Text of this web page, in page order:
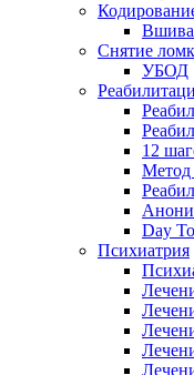
Снятие
УБОД
12
Day
Психиатрия